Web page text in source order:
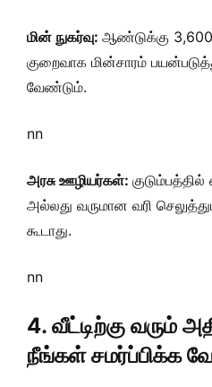
மின் நுகர்வு: ஆண்டுக்கு 3,600
குறைவாக மின்சாரம்
வேண்டும்.
nn
அரசு ஊழியர்கள்:
அல்லது வருமான வரி
கூடாது.
nn
4. வீட்டிற்கு வரும்
நீங்கள் சமர்ப்பிக்க